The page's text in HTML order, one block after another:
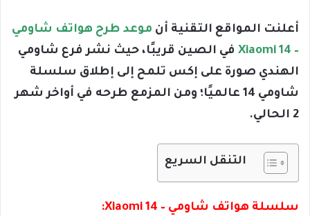
أعلنت المواقع التقنية أن موعد طرح هواتف شاومي
– Xiaomi 14
في الصين قريبًا، حيث نشر فرع شاومي
الهندي صورة على إكس تلمح إلى إطلاق سلسلة
شاومي 14 عالميًا؛ ومن المزمع طرحه في أواخر شهر
2 الحالي.
التنقل السريع
سلسلة هواتف شاومي – Xiaomi 14: